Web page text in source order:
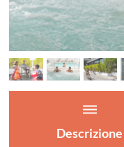
dehaze
Descrizione